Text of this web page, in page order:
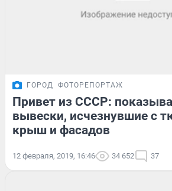
ГОРОД ФОТОРЕПОРТАЖ
Привет из СССР:
вывески, исчезнувшие с
крыш и фасадов
12 февраля, 2019, 16:46 34 652 37